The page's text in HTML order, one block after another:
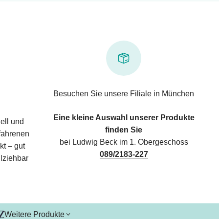
und
– gut
Besuchen Sie unsere Filiale in München
Eine kleine Auswahl unserer Produkte
finden Sie
bei Ludwig Beck im 1. Obergeschoss
089/2183-227
Weitere Produkte